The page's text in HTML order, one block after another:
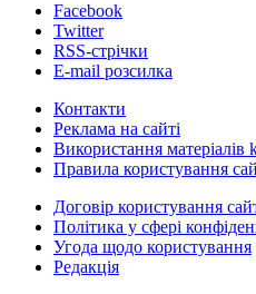
Facebook
Twitter
RSS-стрічки
E-mail розсилка
Контакти
Реклама на сайті
Використання матеріалів
Правила користування
Договір користування
Політика у сфері
Угода щодо користування
Редакція